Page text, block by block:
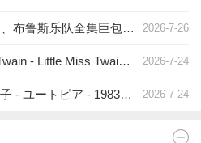
2026-7-26
鲁斯乐队全集巨包 1.6TB
2026-7-24
Twain - 2026 (Pop, Country)
2026-7-24
年（LP），WavPack（image+.cue）